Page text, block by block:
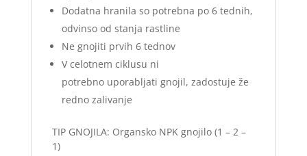
Dodatna hranila so potrebna po 6 tednih,
odvinso od stanja rastline
Ne gnojiti prvih 6 tednov
V celotnem ciklusu ni
potrebno uporabljati gnojil, zadostuje že
redno zalivanje
TIP GNOJILA: Organsko NPK gnojilo (1 – 2 –
1)